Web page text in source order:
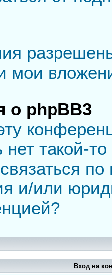
мои
о phpBB3
нет такой-
по
и/или
Вход на